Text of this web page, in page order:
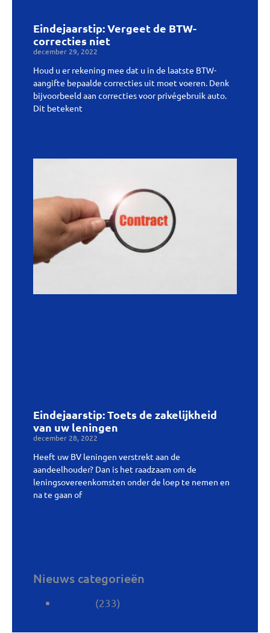
Eindejaarstip: Vergeet de BTW-
correcties niet
december 29, 2022
Houd u er rekening mee dat u in de laatste BTW-
aangifte bepaalde correcties uit moet voeren. Denk
bijvoorbeeld aan correcties voor privégebruik auto.
Dit betekent
Eindejaarstip: Toets de zakelijkheid
van uw leningen
december 28, 2022
Heeft uw BV leningen verstrekt aan de
aandeelhouder? Dan is het raadzaam om de
leningsovereenkomsten onder de loep te nemen en
na te gaan of
Nieuws categorieën
(233)